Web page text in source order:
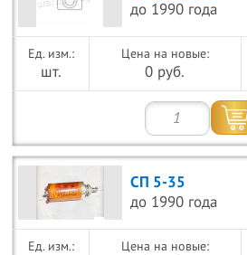
до 1990 года
шт.
Цена на новые:
0 руб.
СП 5-35
до 1990 года
Цена на новые: